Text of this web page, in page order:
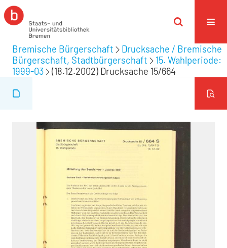
Bremische Bürgerschaft
Drucksache / Bremische
Bürgerschaft, Stadtbürgerschaft
15. Wahlperiode:
1999-03
(18.12.2002) Drucksache 15/664